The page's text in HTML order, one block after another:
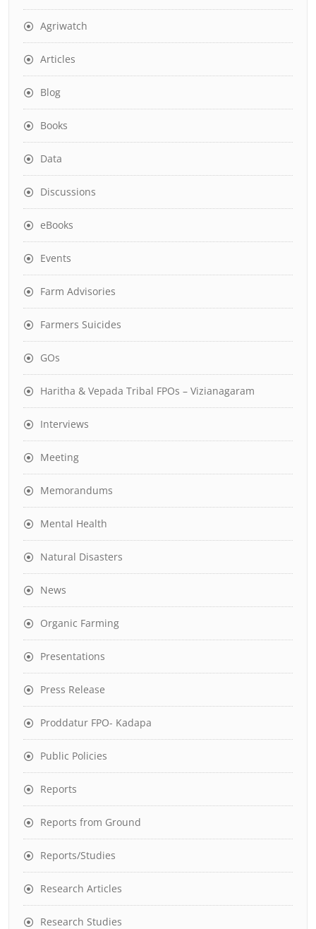
Agriwatch
Articles
Blog
Books
Data
Discussions
eBooks
Events
Farm Advisories
Farmers Suicides
GOs
Haritha & Vepada Tribal FPOs – Vizianagaram
Interviews
Meeting
Memorandums
Mental Health
Natural Disasters
News
Organic Farming
Presentations
Press Release
Proddatur FPO- Kadapa
Public Policies
Reports
Reports from Ground
Reports/Studies
Research Articles
Research Studies